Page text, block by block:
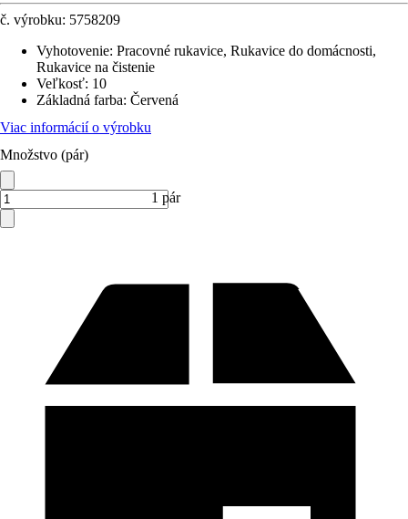
č. výrobku: 5758209
Vyhotovenie: Pracovné rukavice, Rukavice do domácnosti,
Rukavice na čistenie
Veľkosť: 10
Základná farba: Červená
Viac informácií o výrobku
Množstvo (pár)
1 pár